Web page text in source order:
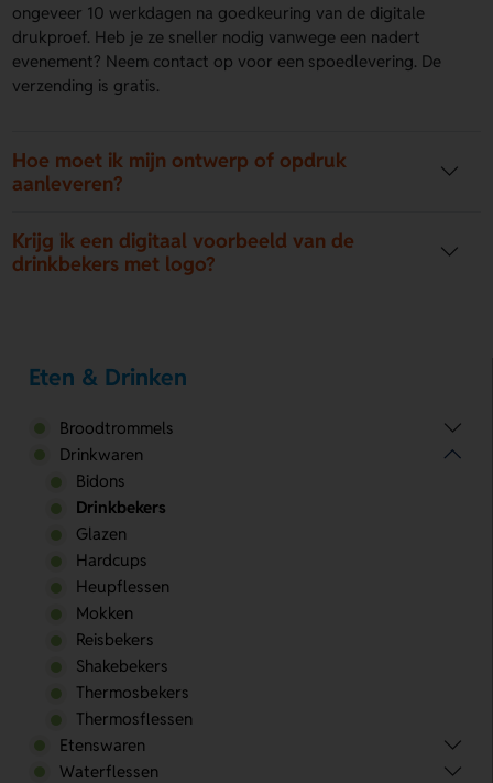
ongeveer 10 werkdagen na goedkeuring van de digitale
drukproef. Heb je ze sneller nodig vanwege een nadert
evenement? Neem contact op voor een spoedlevering. De
verzending is gratis.
Hoe moet ik mijn ontwerp of opdruk
aanleveren?
Krijg ik een digitaal voorbeeld van de
drinkbekers met logo?
Eten & Drinken
Broodtrommels
Drinkwaren
Bidons
Drinkbekers
Glazen
Hardcups
Heupflessen
Mokken
Reisbekers
Shakebekers
Thermosbekers
Thermosflessen
Etenswaren
Waterflessen